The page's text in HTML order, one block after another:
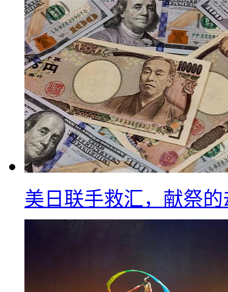
美日联手救汇，献祭